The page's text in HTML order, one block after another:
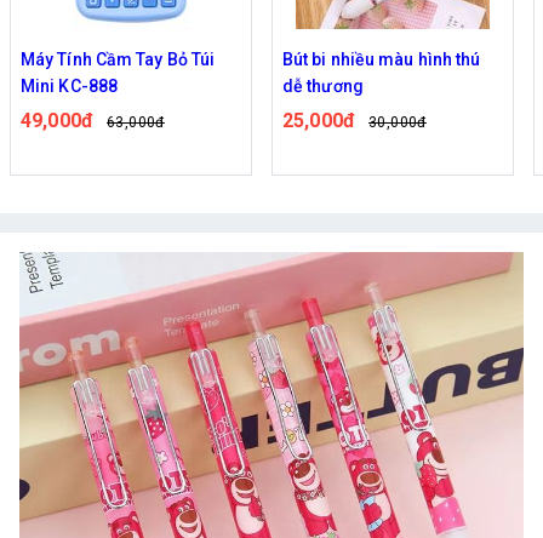
Bút bi nhiều màu hình thú
dễ thương
25,000đ 30,000đ
Túi đựng bút, dụng cụ học
tập kiểu dáng bánh mì dễ
thương
70,000đ 82,000đ